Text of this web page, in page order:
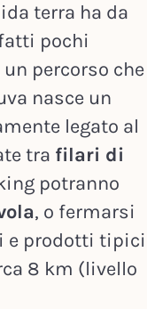
terra ha da
pochi
un percorso che
nasce un
legato al
tra filari di
potranno
, o fermarsi
e prodotti tipici
8 km (livello